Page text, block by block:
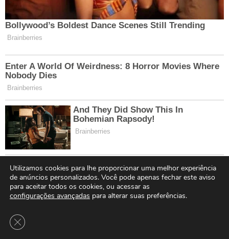
Utilizamos cookies para lhe proporcionar uma melhor experiência
de anúncios personalizados. Você pode apenas fechar este aviso
para aceitar todos os cookies, ou acessar as
configurações avançadas para alterar suas preferências.
Close GDPR Cookie Banner